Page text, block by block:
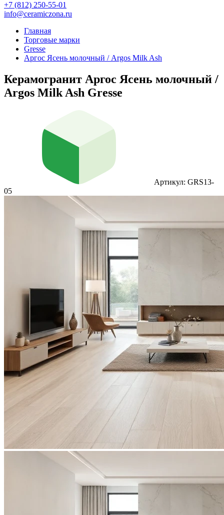
+7 (812) 250-55-01
info@ceramiczona.ru
Главная
Торговые марки
Gresse
Аргос Ясень молочный / Argos Milk Ash
Керамогранит Аргос Ясень молочный /
Argos Milk Ash Gresse
Артикул: GRS13-
05